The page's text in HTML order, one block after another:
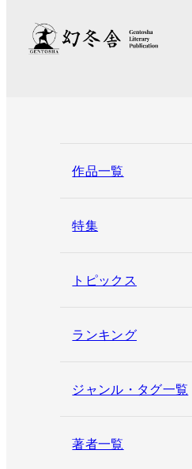
作品一覧
特集
トピックス
ランキング
ジャンル・タグ一覧
著者一覧